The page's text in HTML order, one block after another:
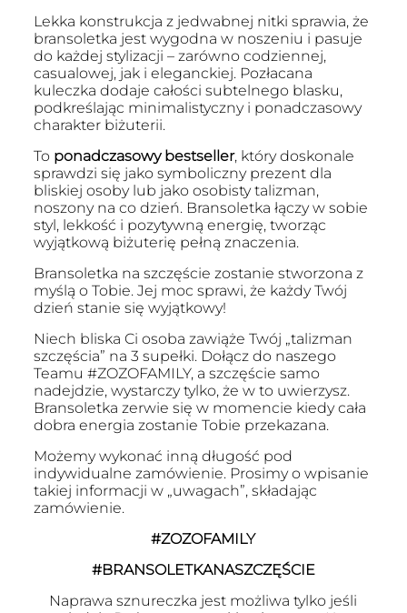
Lekka konstrukcja z jedwabnej nitki sprawia, że
bransoletka jest wygodna w noszeniu i pasuje
do każdej stylizacji – zarówno codziennej,
casualowej, jak i eleganckiej. Pozłacana
kuleczka dodaje całości subtelnego blasku,
podkreślając minimalistyczny i ponadczasowy
charakter biżuterii.
To ponadczasowy bestseller, który doskonale
sprawdzi się jako symboliczny prezent dla
bliskiej osoby lub jako osobisty talizman,
noszony na co dzień. Bransoletka łączy w sobie
styl, lekkość i pozytywną energię, tworząc
wyjątkową biżuterię pełną znaczenia.
Bransoletka na szczęście zostanie stworzona z
myślą o Tobie. Jej moc sprawi, że każdy Twój
dzień stanie się wyjątkowy!
Niech bliska Ci osoba zawiąże Twój „talizman
szczęścia” na 3 supełki. Dołącz do naszego
Teamu #ZOZOFAMILY, a szczęście samo
nadejdzie, wystarczy tylko, że w to uwierzysz.
Bransoletka zerwie się w momencie kiedy cała
dobra energia zostanie Tobie przekazana.
Możemy wykonać inną długość pod
indywidualne zamówienie. Prosimy o wpisanie
takiej informacji w „uwagach”, składając
zamówienie.
#ZOZOFAMILY
#BRANSOLETKANASZCZĘŚCIE
Naprawa sznureczka jest możliwa tylko jeśli